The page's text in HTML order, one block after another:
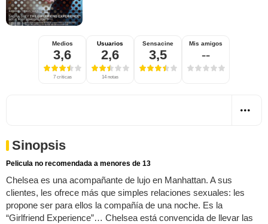
Medios
3,6
7 críticas
Usuarios
2,6
14 notas
Sensacine
3,5
Mis amigos
--
Sinopsis
Pelicula no recomendada a menores de 13
Chelsea es una acompañante de lujo en Manhattan. A sus
clientes, les ofrece más que simples relaciones sexuales: les
propone ser para ellos la compañía de una noche. Es la
“Girlfriend Experience”… Chelsea está convencida de llevar las